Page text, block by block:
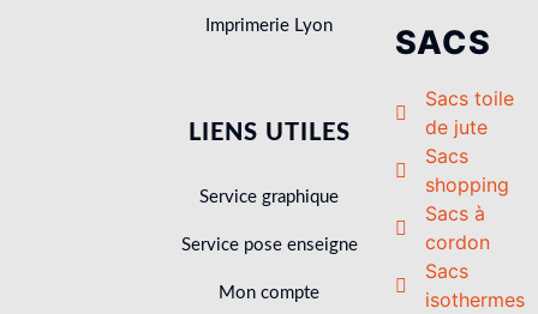
SACS
Sacs toile
de jute
Sacs
shopping
Sacs à
cordon
Sacs
isothermes
Imprimerie Lyon
LIENS UTILES
Service graphique
Service pose enseigne
Mon compte